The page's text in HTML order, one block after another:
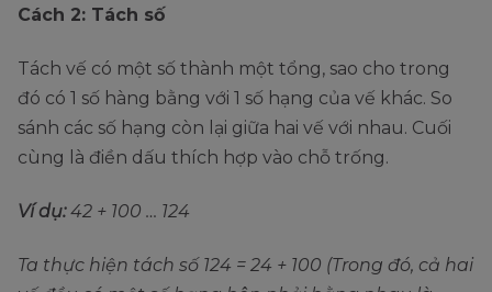
Cách 2: Tách số
Tách vế có một số thành một tổng, sao cho trong
đó có 1 số hàng bằng với 1 số hạng của vế khác. So
sánh các số hạng còn lại giữa hai vế với nhau. Cuối
cùng là điền dấu thích hợp vào chỗ trống.
Ví dụ:42 + 100 … 124
Ta thực hiện tách số 124 = 24 + 100 (Trong đó, cả hai